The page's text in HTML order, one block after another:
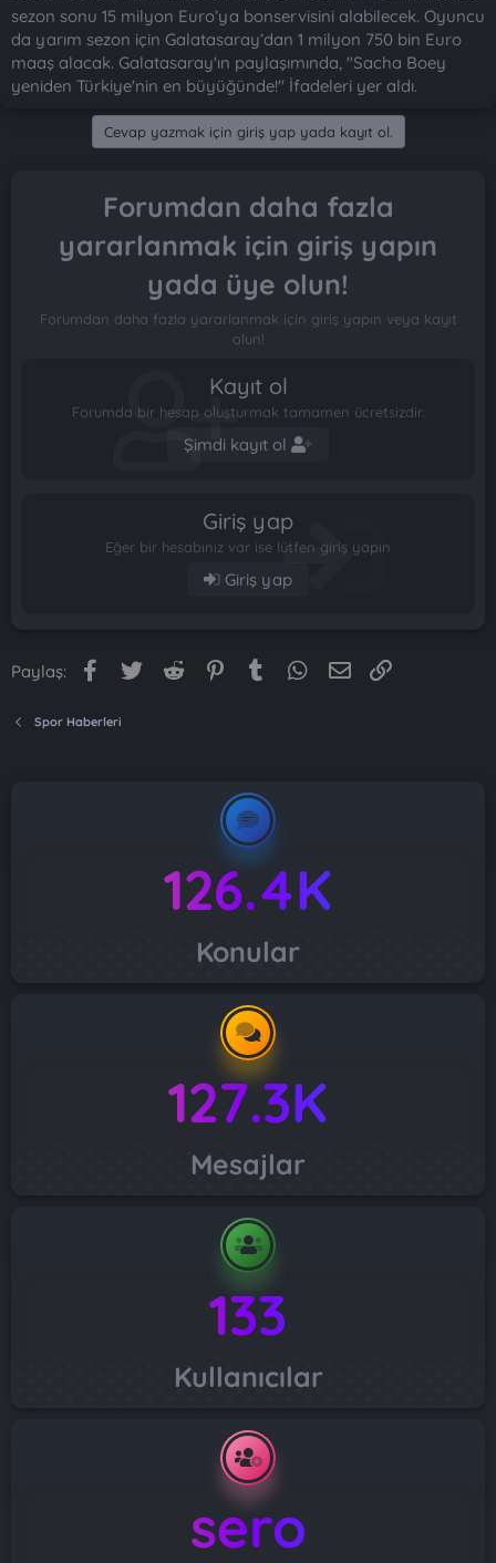
sezon sonu 15 milyon Euro’ya bonservisini alabilecek. Oyuncu
da yarım sezon için Galatasaray’dan 1 milyon 750 bin Euro
maaş alacak. Galatasaray'ın paylaşımında, "Sacha Boey
yeniden Türkiye'nin en büyüğünde!" İfadeleri yer aldı.
Cevap yazmak için giriş yap yada kayıt ol.
Forumdan daha fazla
yararlanmak için giriş yapın
yada üye olun!
Forumdan daha fazla yararlanmak için giriş yapın veya kayıt
olun!
Kayıt ol
Forumda bir hesap oluşturmak tamamen ücretsizdir.
Şimdi kayıt ol
Giriş yap
Eğer bir hesabınız var ise lütfen giriş yapın
Giriş yap
Paylaş: Facebook
Twitter Reddit PinterestTumblr WhatsApp
E-posta
Spor Haberleri
126.4K
Konular
127.3K
Mesajlar
133
Kullanıcılar
sero